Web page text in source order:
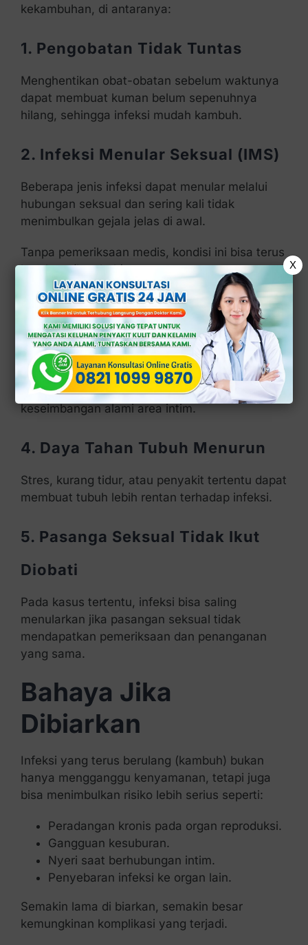
kekambuhan, di antaranya:
1. Pengobatan Tidak Tuntas
Menghentikan obat-obatan sebelum waktunya
dapat membuat kuman belum sepenuhnya
hilang, sehingga infeksi mudah kambuh.
2. Infeksi Menular Seksual (IMS)
Beberapa jenis infeksi dapat menular melalui
hubungan seksual dan sering kali tidak
menimbulkan gejala jelas di awal.
Tanpa pemeriksaan medis, kondisi ini bisa terus
berulang (kambuh).
3. KetidakseimbanganpH& Flora
Normal
Penggunaan sabun yang terlalu keras atau
produk pembersih tertentu bisa mengganggu
keseimbangan alami area intim.
4. Daya Tahan Tubuh Menurun
Stres, kurang tidur, atau penyakit tertentu dapat
membuat tubuh lebih rentan terhadap infeksi.
5. Pasanga Seksual Tidak Ikut
Diobati
Pada kasus tertentu, infeksi bisa saling
menularkan jika pasangan seksual tidak
mendapatkan pemeriksaan dan penanganan
yang sama.
Bahaya Jika
Dibiarkan
Infeksi yang terus berulang (kambuh) bukan
hanya mengganggu kenyamanan, tetapi juga
bisa menimbulkan risiko lebih serius seperti:
Peradangan kronis pada organ reproduksi.
Gangguan kesuburan.
Nyeri saat berhubungan intim.
Penyebaran infeksi ke organ lain.
Semakin lama di biarkan, semakin besar
kemungkinan komplikasi yang terjadi.
X